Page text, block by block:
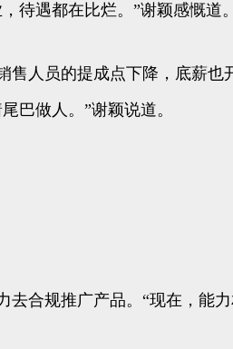
待遇都在比烂。”谢颖感慨道。
人员的提成点下降，底薪
巴做人。”谢颖说道。
合规推广产品。“现在，能